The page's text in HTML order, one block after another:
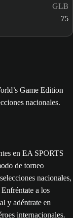
GLB
75
en EA SPORTS
de torneo
nacionales,
a los
y adéntrate en
internacionales.